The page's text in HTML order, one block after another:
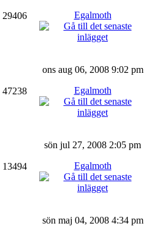
29406
Egalmoth
47238
ons aug 06, 2008 9:02 pm
Egalmoth
13494
sön jul 27, 2008 2:05 pm
Egalmoth
sön maj 04, 2008 4:34 pm